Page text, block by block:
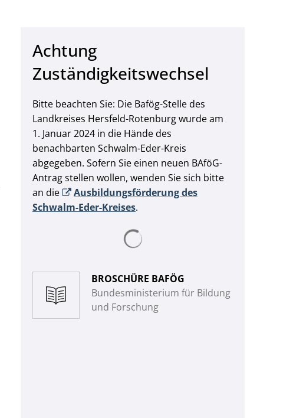
Achtung
Zuständigkeitswechsel
Bitte beachten Sie: Die Bafög-Stelle des
Landkreises Hersfeld-Rotenburg wurde am
1. Januar 2024 in die Hände des
benachbarten Schwalm-Eder-Kreis
abgegeben. Sofern Sie einen neuen BAföG-
Antrag stellen wollen, wenden Sie sich bitte
an die
Ausbildungsförderung des
Schwalm-Eder-Kreises.
BROSCHÜRE BAFÖG
Bundesministerium für Bildung
und Forschung